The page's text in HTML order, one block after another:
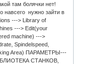
там болячки нет!
навсего нужно зайти в
---> Library of
---> Edit(your
machine) --->
Spindelspeed,
Area) ПАРАМЕТРЫ---
СТАНКОВ,